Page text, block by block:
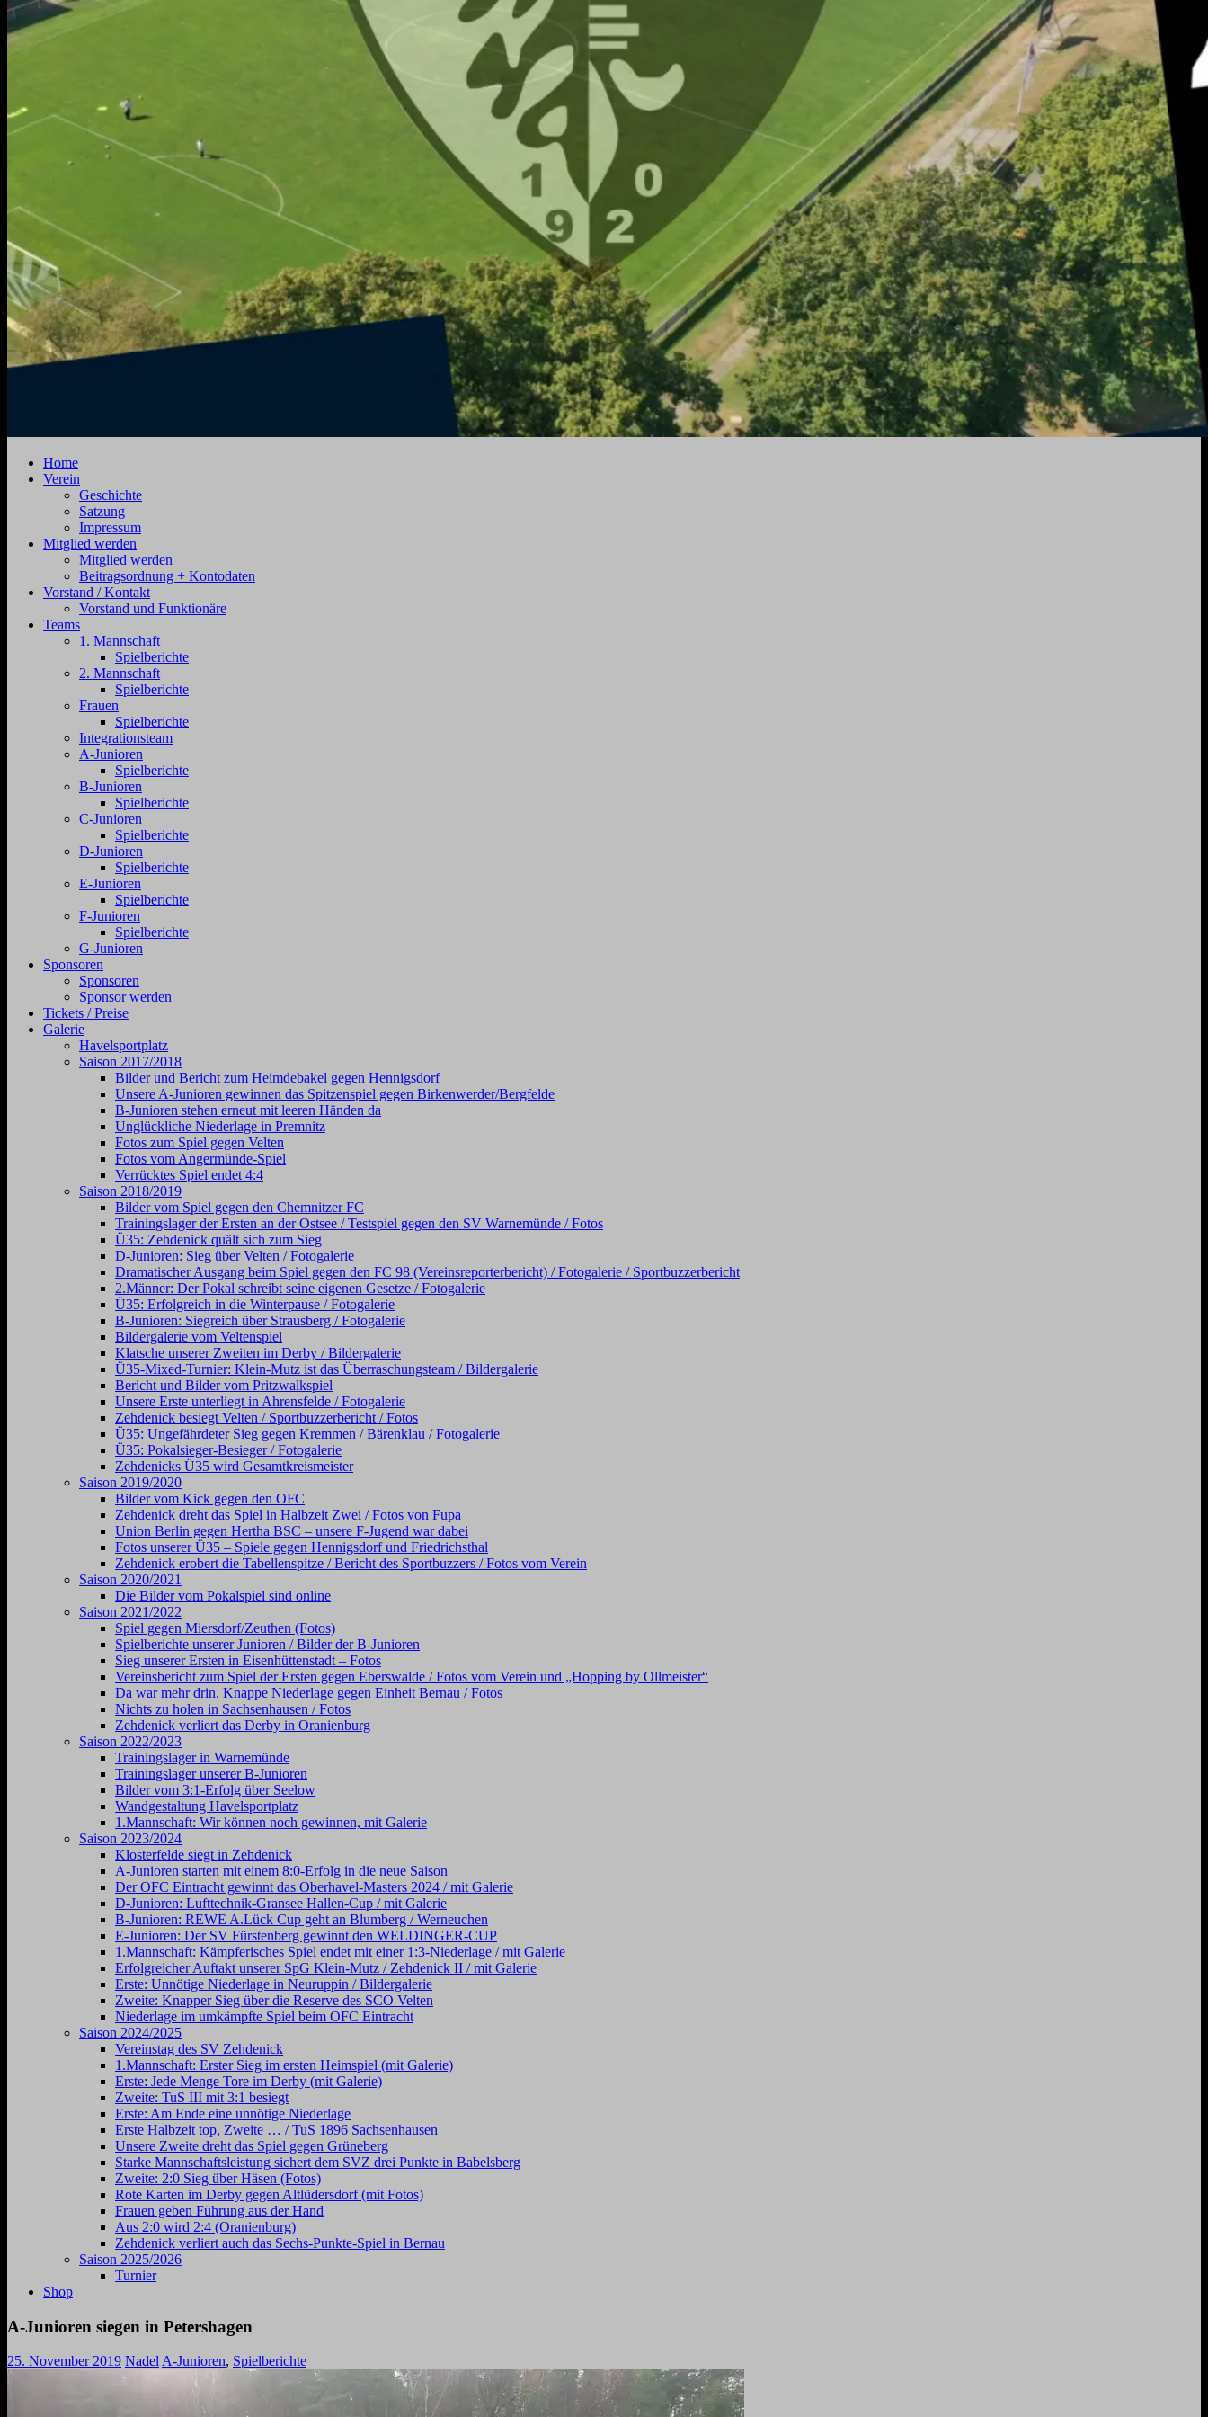
Zehdenick
Jahnstraße
Zehdenick
Home
Verein
Geschichte
Satzung
Impressum
Mitglied werden
Mitglied werden
Beitragsordnung + Kontodaten
Vorstand / Kontakt
Vorstand und Funktionäre
Teams
1. Mannschaft
Spielberichte
2. Mannschaft
Spielberichte
Frauen
Spielberichte
Integrationsteam
A-Junioren
Spielberichte
B-Junioren
Spielberichte
C-Junioren
Spielberichte
D-Junioren
Spielberichte
E-Junioren
Spielberichte
F-Junioren
Spielberichte
G-Junioren
Sponsoren
Sponsoren
Sponsor werden
Tickets / Preise
Galerie
Havelsportplatz
Saison 2017/2018
Bilder und Bericht zum Heimdebakel gegen Hennigsdorf
Unsere A-Junioren gewinnen das Spitzenspiel gegen Birkenwerder/Bergfelde
B-Junioren stehen erneut mit leeren Händen da
Unglückliche Niederlage in Premnitz
Fotos zum Spiel gegen Velten
Fotos vom Angermünde-Spiel
Verrücktes Spiel endet 4:4
Saison 2018/2019
Bilder vom Spiel gegen den Chemnitzer FC
Trainingslager der Ersten an der Ostsee / Testspiel gegen den SV Warnemünde / Fotos
Ü35: Zehdenick quält sich zum Sieg
D-Junioren: Sieg über Velten / Fotogalerie
Dramatischer Ausgang beim Spiel gegen den FC 98 (Vereinsreporterbericht) / Fotogalerie / Sportbuzzerbericht
2.Männer: Der Pokal schreibt seine eigenen Gesetze / Fotogalerie
Ü35: Erfolgreich in die Winterpause / Fotogalerie
B-Junioren: Siegreich über Strausberg / Fotogalerie
Bildergalerie vom Veltenspiel
Klatsche unserer Zweiten im Derby / Bildergalerie
Ü35-Mixed-Turnier: Klein-Mutz ist das Überraschungsteam / Bildergalerie
Bericht und Bilder vom Pritzwalkspiel
Unsere Erste unterliegt in Ahrensfelde / Fotogalerie
Zehdenick besiegt Velten / Sportbuzzerbericht / Fotos
Ü35: Ungefährdeter Sieg gegen Kremmen / Bärenklau / Fotogalerie
Ü35: Pokalsieger-Besieger / Fotogalerie
Zehdenicks Ü35 wird Gesamtkreismeister
Saison 2019/2020
Bilder vom Kick gegen den OFC
Zehdenick dreht das Spiel in Halbzeit Zwei / Fotos von Fupa
Union Berlin gegen Hertha BSC – unsere F-Jugend war dabei
Fotos unserer Ü35 – Spiele gegen Hennigsdorf und Friedrichsthal
Zehdenick erobert die Tabellenspitze / Bericht des Sportbuzzers / Fotos vom Verein
Saison 2020/2021
Die Bilder vom Pokalspiel sind online
Saison 2021/2022
Spiel gegen Miersdorf/Zeuthen (Fotos)
Spielberichte unserer Junioren / Bilder der B-Junioren
Sieg unserer Ersten in Eisenhüttenstadt – Fotos
Vereinsbericht zum Spiel der Ersten gegen Eberswalde / Fotos vom Verein und „Hopping by Ollmeister“
Da war mehr drin. Knappe Niederlage gegen Einheit Bernau / Fotos
Nichts zu holen in Sachsenhausen / Fotos
Zehdenick verliert das Derby in Oranienburg
Saison 2022/2023
Trainingslager in Warnemünde
Trainingslager unserer B-Junioren
Bilder vom 3:1-Erfolg über Seelow
Wandgestaltung Havelsportplatz
1.Mannschaft: Wir können noch gewinnen, mit Galerie
Saison 2023/2024
Klosterfelde siegt in Zehdenick
A-Junioren starten mit einem 8:0-Erfolg in die neue Saison
Der OFC Eintracht gewinnt das Oberhavel-Masters 2024 / mit Galerie
D-Junioren: Lufttechnik-Gransee Hallen-Cup / mit Galerie
B-Junioren: REWE A.Lück Cup geht an Blumberg / Werneuchen
E-Junioren: Der SV Fürstenberg gewinnt den WELDINGER-CUP
1.Mannschaft: Kämpferisches Spiel endet mit einer 1:3-Niederlage / mit Galerie
Erfolgreicher Auftakt unserer SpG Klein-Mutz / Zehdenick II / mit Galerie
Erste: Unnötige Niederlage in Neuruppin / Bildergalerie
Zweite: Knapper Sieg über die Reserve des SCO Velten
Niederlage im umkämpfte Spiel beim OFC Eintracht
Saison 2024/2025
Vereinstag des SV Zehdenick
1.Mannschaft: Erster Sieg im ersten Heimspiel (mit Galerie)
Erste: Jede Menge Tore im Derby (mit Galerie)
Zweite: TuS III mit 3:1 besiegt
Erste: Am Ende eine unnötige Niederlage
Erste Halbzeit top, Zweite … / TuS 1896 Sachsenhausen
Unsere Zweite dreht das Spiel gegen Grüneberg
Starke Mannschaftsleistung sichert dem SVZ drei Punkte in Babelsberg
Zweite: 2:0 Sieg über Häsen (Fotos)
Rote Karten im Derby gegen Altlüdersdorf (mit Fotos)
Frauen geben Führung aus der Hand
Aus 2:0 wird 2:4 (Oranienburg)
Zehdenick verliert auch das Sechs-Punkte-Spiel in Bernau
Saison 2025/2026
Turnier
Shop
A-Junioren siegen in Petershagen
25. November 2019 NadelA-Junioren, Spielberichte